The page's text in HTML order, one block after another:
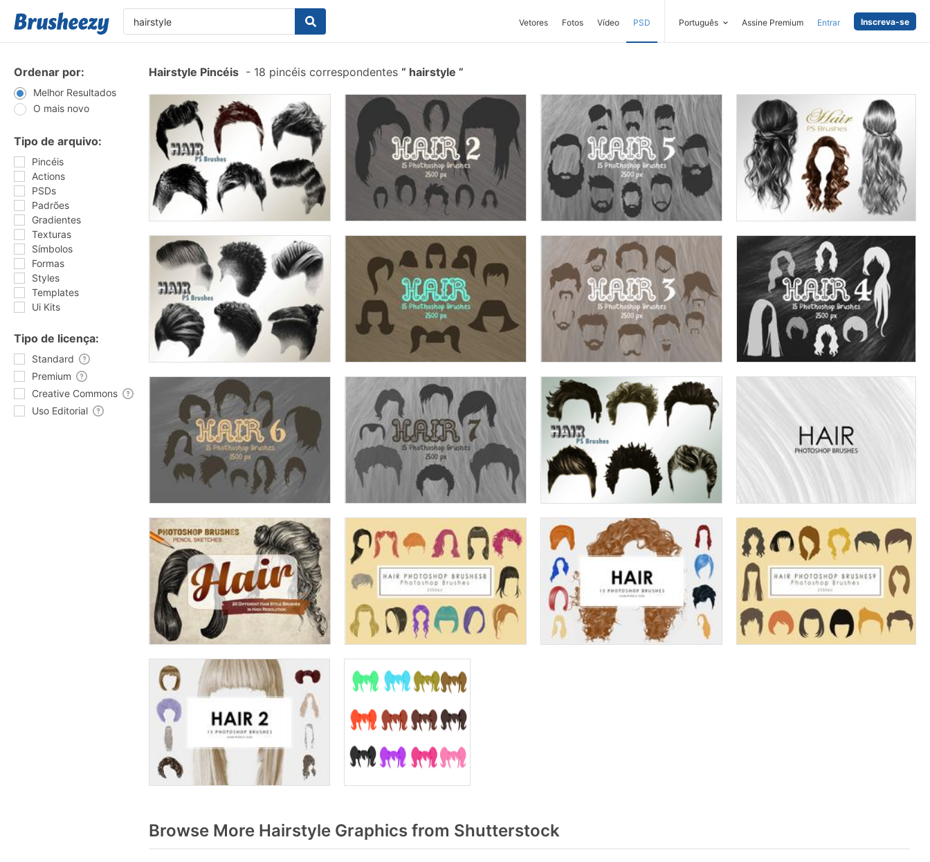
Vetores Fotos Vídeo PSD Português Assine Premium Entrar Inscreva-se
Ordenar por:
Melhor Resultados
O mais novo
Tipo de arquivo:
Pincéis
Actions
PSDs
Padrões
Gradientes
Texturas
Símbolos
Formas
Styles
Templates
Ui Kits
Tipo de licença:
Standard
Premium
Creative Commons
Uso Editorial
Hairstyle Pincéis - 18 pincéis correspondentes hairstyle
Browse More Hairstyle Graphics from Shutterstock